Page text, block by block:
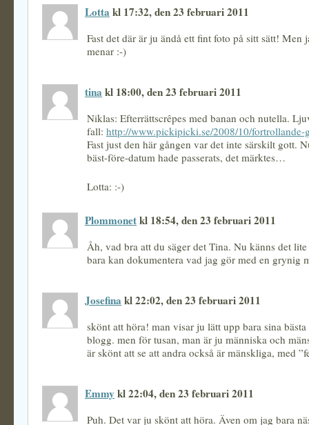
Lotta kl 17:32, den 23 februari 2011
Fast det där är ju ändå ett fint foto på sitt sätt! Men
menar :-)
tina kl 18:00, den 23 februari 2011
Niklas: Efterrättscrêpes med banan och nutella.
fall: http://www.pickipicki.se/2008/10/fortrollande-
Fast just den här gången var det inte särskilt gott.
bäst-före-datum hade passerats, det märktes…
Lotta: :-)
Plommonetkl 18:54, den 23 februari 2011
Åh, vad bra att du säger det Tina. Nu känns det
bara kan dokumentera vad jag gör med en grynig
Josefina kl 22:02, den 23 februari 2011
skönt att höra! man visar ju lätt upp bara sina
blogg. men för tusan, man är ju människa och
är skönt att se att andra också är mänskliga, med
Emmy kl 22:04, den 23 februari 2011
Puh. Det var ju skönt att höra. Även om jag bara